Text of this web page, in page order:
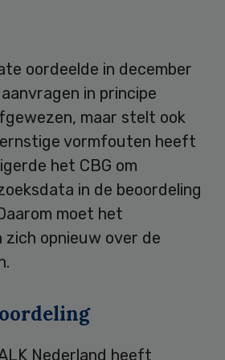
oordeelde in december
in principe
maar stelt ook
vormfouten heeft
het CBG om
in de beoordeling
moet het
opnieuw over de
Nederland heeft